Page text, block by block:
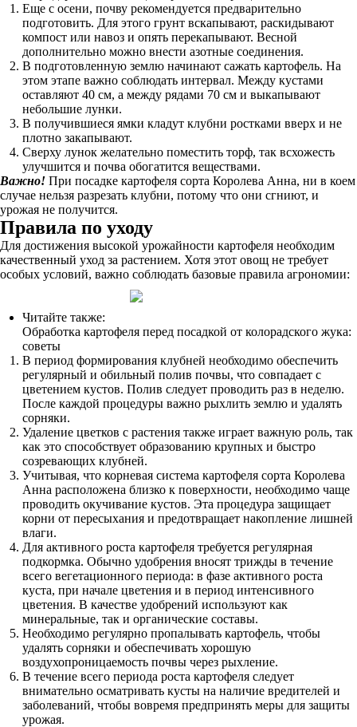
Еще с осени, почву рекомендуется предварительно
подготовить. Для этого грунт вскапывают, раскидывают
компост или навоз и опять перекапывают. Весной
дополнительно можно внести азотные соединения.
В подготовленную землю начинают сажать картофель. На
этом этапе важно соблюдать интервал. Между кустами
оставляют 40 см, а между рядами 70 см и выкапывают
небольшие лунки.
В получившиеся ямки кладут клубни ростками вверх и не
плотно закапывают.
Сверху лунок желательно поместить торф, так всхожесть
улучшится и почва обогатится веществами.
Важно! При посадке картофеля сорта Королева Анна, ни в коем
случае нельзя разрезать клубни, потому что они сгниют, и
урожая не получится.
Правила по уходу
Для достижения высокой урожайности картофеля необходим
качественный уход за растением. Хотя этот овощ не требует
особых условий, важно соблюдать базовые правила агрономии:
Читайте также:
Обработка картофеля перед посадкой от колорадского жука:
советы
В период формирования клубней необходимо обеспечить
регулярный и обильный полив почвы, что совпадает с
цветением кустов. Полив следует проводить раз в неделю.
После каждой процедуры важно рыхлить землю и удалять
сорняки.
Удаление цветков с растения также играет важную роль, так
как это способствует образованию крупных и быстро
созревающих клубней.
Учитывая, что корневая система картофеля сорта Королева
Анна расположена близко к поверхности, необходимо чаще
проводить окучивание кустов. Эта процедура защищает
корни от пересыхания и предотвращает накопление лишней
влаги.
Для активного роста картофеля требуется регулярная
подкормка. Обычно удобрения вносят трижды в течение
всего вегетационного периода: в фазе активного роста
куста, при начале цветения и в период интенсивного
цветения. В качестве удобрений используют как
минеральные, так и органические составы.
Необходимо регулярно пропалывать картофель, чтобы
удалять сорняки и обеспечивать хорошую
воздухопроницаемость почвы через рыхление.
В течение всего периода роста картофеля следует
внимательно осматривать кусты на наличие вредителей и
заболеваний, чтобы вовремя предпринять меры для защиты
урожая.